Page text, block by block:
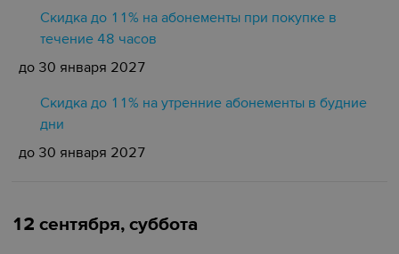
Скидка до 11% на абонементы при покупке в
течение 48 часов
до 30 января 2027
Скидка до 11% на утренние абонементы в будние
дни
до 30 января 2027
12 сентября, суббота